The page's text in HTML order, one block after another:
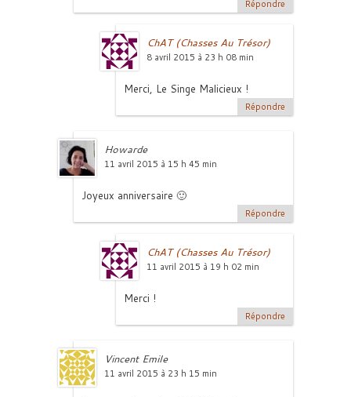
Répondre
ChAT (Chasses Au Trésor)
8 avril 2015 à 23 h 08 min
Merci, Le Singe Malicieux !
Répondre
Howarde
11 avril 2015 à 15 h 45 min
Joyeux anniversaire 🙂
Répondre
ChAT (Chasses Au Trésor)
11 avril 2015 à 19 h 02 min
Merci !
Répondre
Vincent Emile
11 avril 2015 à 23 h 15 min